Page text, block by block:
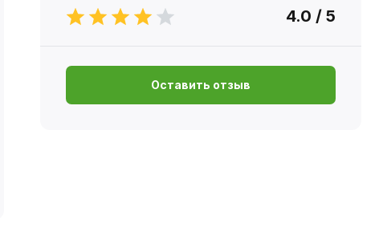
4.0 / 5
Оставить отзыв